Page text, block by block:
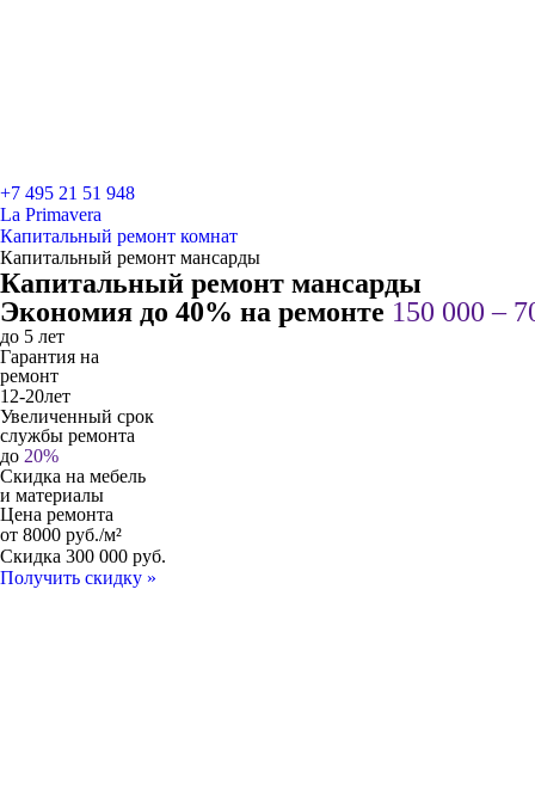
+7 495 21 51 948
La Primavera
Капитальный ремонт комнат
Капитальный ремонт мансарды
Капитальный ремонт мансарды
Экономия до 40% на ремонте 150 000 –
до 5 лет
Гарантия на
ремонт
12-20лет
Увеличенный срок
службы ремонта
до 20%
Скидка на мебель
и материалы
Цена ремонта
от 8000 руб./м²
Скидка 300 000 руб.
Получить скидку »